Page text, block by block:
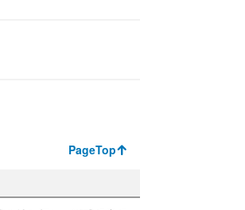
PageTop